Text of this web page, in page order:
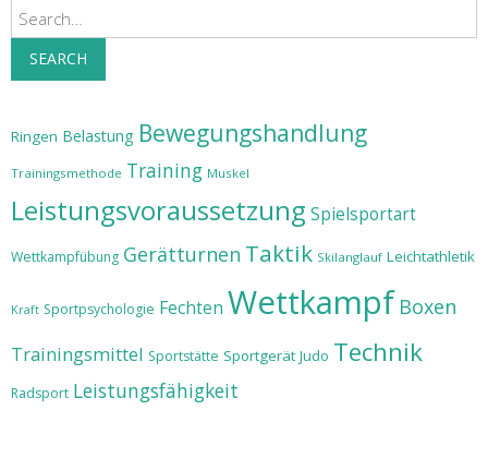
Search
SEARCH
Ringen Belastung Bewegungshandlung
Trainingsmethode Training Muskel
Leistungsvoraussetzung Spielsportart
Wettkampfübung Gerätturnen Taktik Skilanglauf Leichtathletik
Kraft Sportpsychologie Fechten Wettkampf Boxen
Trainingsmittel Sportstätte Sportgerät Judo Technik
Radsport Leistungsfähigkeit